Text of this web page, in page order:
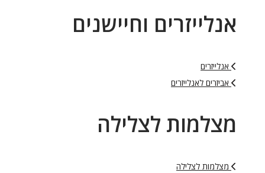
אנלייזרים וחיישנים
אנלייזרים
אביזרים לאנלייזרים
מצלמות לצלילה
מצלמות לצלילה